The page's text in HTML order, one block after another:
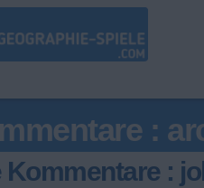
:
Kommentare :